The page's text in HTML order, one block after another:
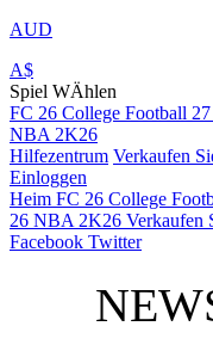
AUD
A$
Spiel WÄhlen
FC 26 College Football 27
NBA 2K26
Hilfezentrum Verkaufen
Einloggen
Heim FC 26 College
26 NBA 2K26 Verkaufen
Facebook Twitter